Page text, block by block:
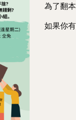
為了翻
如果你